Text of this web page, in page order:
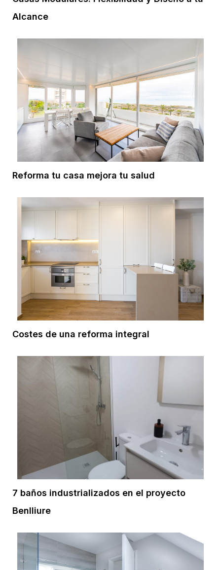
Alcance
Reforma tu casa mejora tu salud
Costes de una reforma integral
7 baños industrializados en el proyecto
Benlliure